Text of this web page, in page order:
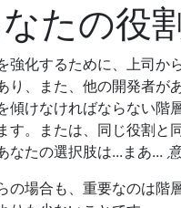
たの役
強化するために、上司か
り、また、他の開発者が
傾けなければならない階
す。または、同じ役割と
なたの選択肢は...まあ...
の場合も、重要なのは階